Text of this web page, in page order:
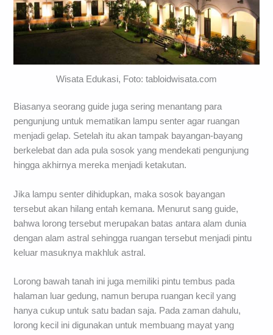
Wisata Edukasi, Foto: tabloidwisata.com
Biasanya seorang guide juga sering menantang para
pengunjung untuk mematikan lampu senter agar ruangan
menjadi gelap. Setelah itu akan tampak bayangan-bayang
berkelebat dan ada pula sosok yang mendekati pengunjung
hingga akhirnya mereka menjadi ketakutan.
Jika lampu senter dihidupkan, maka sosok bayangan
tersebut akan hilang entah kemana. Menurut sang guide,
bahwa lorong tersebut merupakan batas antara alam dunia
dengan alam astral sehingga ruangan tersebut menjadi pintu
keluar masuknya makhluk astral.
Lorong bawah tanah ini juga memiliki pintu tembus pada
halaman luar gedung, namun berupa ruangan kecil yang
hanya cukup untuk satu badan saja. Pada zaman dahulu,
lorong kecil ini digunakan untuk membuang mayat yang